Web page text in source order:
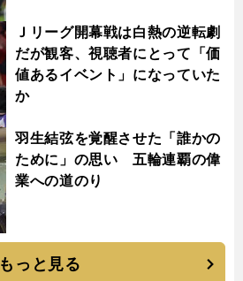
Ｊリーグ開幕戦は白熱の逆転劇
だが観客、視聴者にとって「価
値あるイベント」になっていた
か
羽生結弦を覚醒させた「誰かの
ために」の思い 五輪連覇の偉
業への道のり
もっと見る